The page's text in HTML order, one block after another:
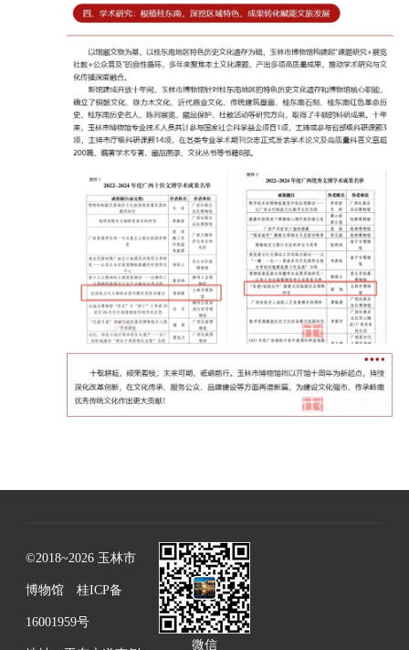
©2018~2026 玉林市
博物馆 桂ICP备
16001959号
微信